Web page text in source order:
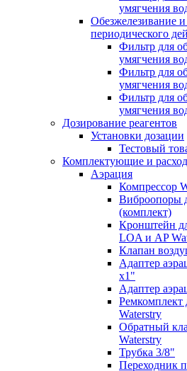
умягчения
Обезжелезивание
периодического
Фильтр для
умягчения
Фильтр для
умягчения
Фильтр для
умягчения
Дозирование реагентов
Установки дозации
Тестовый
Комплектующие и
Аэрация
Компрессор
Виброопоры
(комплект)
Кронштейн
LOA и AP
Клапан
Адаптер
х1"
Адаптер
Ремкомплект
Waterstry
Обратный
Waterstry
Трубка 3/8"
Переходник